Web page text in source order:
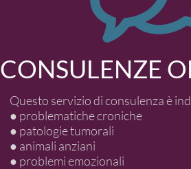
CONSULENZE
Questo servizio di consulenza è
● problematiche croniche
● patologie tumorali
● animali anziani
● problemi emozionali